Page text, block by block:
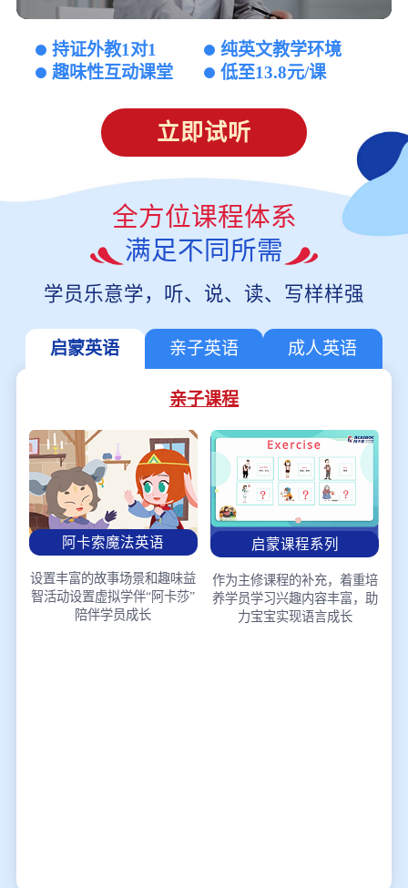
持证外教1对1
纯英文教学环境
趣味性互动课堂
低至13.8元/课
立即试听
全方位课程体系
满足不同所需
学员乐意学，听、说、读、写样样强
启蒙英语 亲子英语 成人英语
亲子课程
阿卡索魔法英语
设置丰富的故事场景和趣味益
智活动设置虚拟学伴“阿卡莎”
陪伴学员成长
启蒙课程系列
作为主修课程的补充，着重培
养学员学习兴趣内容丰富，助
力宝宝实现语言成长